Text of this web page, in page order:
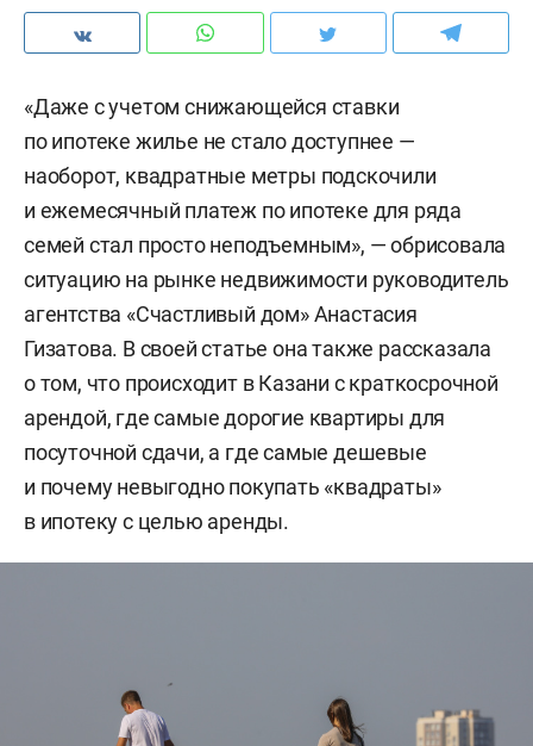
«Даже с учетом снижающейся ставки
по ипотеке жилье не стало доступнее —
наоборот, квадратные метры подскочили
и ежемесячный платеж по ипотеке для ряда
семей стал просто неподъемным», — обрисовала
ситуацию на рынке недвижимости руководитель
агентства «Счастливый дом» Анастасия
Гизатова. В своей статье она также рассказала
о том, что происходит в Казани с краткосрочной
арендой, где самые дорогие квартиры для
посуточной сдачи, а где самые дешевые
и почему невыгодно покупать «квадраты»
в ипотеку с целью аренды.